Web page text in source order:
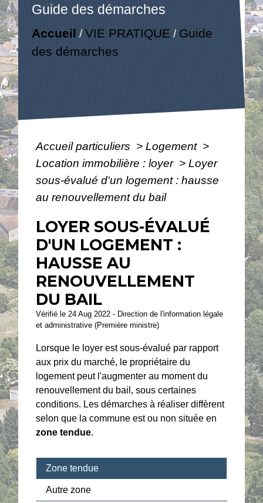
Guide des démarches
Accueil /VIE PRATIQUE / Guide
des démarches
Accueil particuliers > Logement >
Location immobilière : loyer > Loyer
sous-évalué d'un logement : hausse
au renouvellement du bail
LOYER SOUS-ÉVALUÉ
D'UN LOGEMENT :
HAUSSE AU
RENOUVELLEMENT
DU BAIL
Vérifié le 24 Aug 2022 - Direction de l'information légale
et administrative (Première ministre)
Lorsque le loyer est sous-évalué par rapport
aux prix du marché, le propriétaire du
logement peut l'augmenter au moment du
renouvellement du bail, sous certaines
conditions. Les démarches à réaliser diffèrent
selon que la commune est ou non située en
zone tendue.
Zone tendue
Autre zone